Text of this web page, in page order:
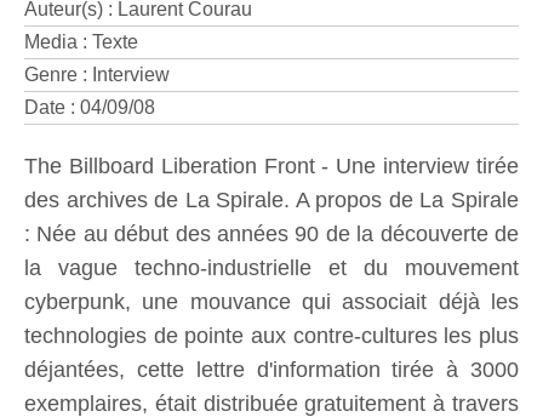
Auteur(s) : Laurent Courau
Media : Texte
Genre : Interview
Date : 04/09/08
The Billboard Liberation Front - Une interview tirée
des archives de La Spirale. A propos de La Spirale
: Née au début des années 90 de la découverte de
la vague techno-industrielle et du mouvement
cyberpunk, une mouvance qui associait déjà les
technologies de pointe aux contre-cultures les plus
déjantées, cette lettre d'information tirée à 3000
exemplaires, était distribuée gratuitement à travers